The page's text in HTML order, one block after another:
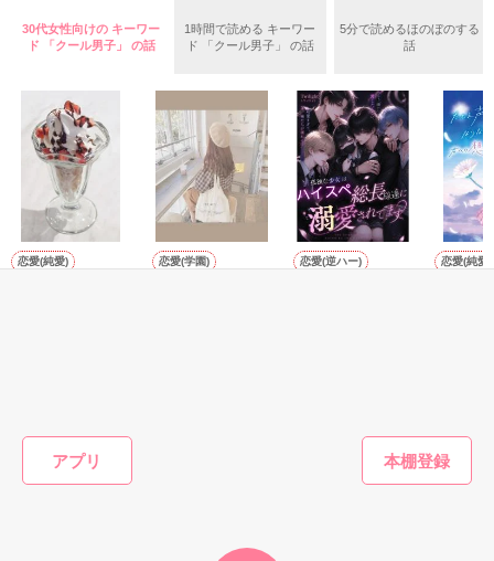
アプリ
作品を読む
俺様男に変身！！？
中間 希(ﾅｶﾏ ﾉｿﾞﾐ)
２０歳
┗フリーター
×
※暴言　暴力　性的な
表現を含みます。
成績優秀で申し分ない王子様
青山メイ（１８歳）
どこにでもいる普通の女子高生
30代女性向けの キーワー
ド 「クール男子」 の話
1時間で読める キーワー
ド 「クール男子」 の話
5分で読めるほのぼのする
話
恋愛(純愛) 恋愛(学園) 恋愛(逆ハー) 恋愛(純愛)
かんたん検索の条件を変える